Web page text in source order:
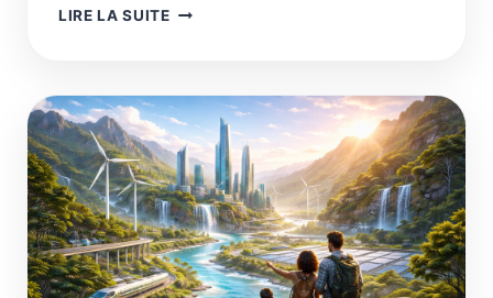
LIRE LA SUITECINQ
L’HISTOIRE
DE
L’HUMANITÉ
N’EST
QU’UNE
SUITE
DE
DÉPASSEMENTS
D’HORIZONS